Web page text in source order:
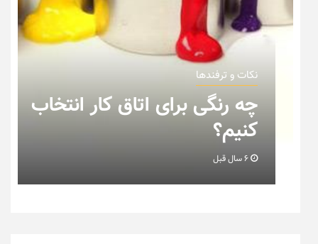
نکات و ترفندها
چه رنگی برای اتاق کار انتخاب
کنیم؟